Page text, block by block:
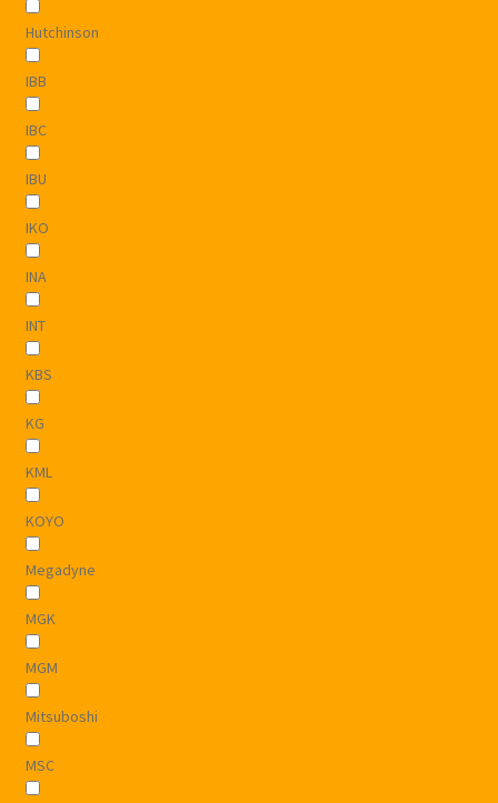
Hutchinson
IBB
IBC
IBU
IKO
INA
INT
KBS
KG
KML
KOYO
Megadyne
MGK
MGM
Mitsuboshi
MSC